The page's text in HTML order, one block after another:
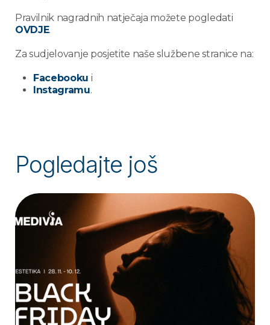
Pravilnik nagradnih natječaja možete pogledati
OVDJE.
Za sudjelovanje posjetite naše službene stranice na:
Facebooku i
Instagramu.
Pogledajte još